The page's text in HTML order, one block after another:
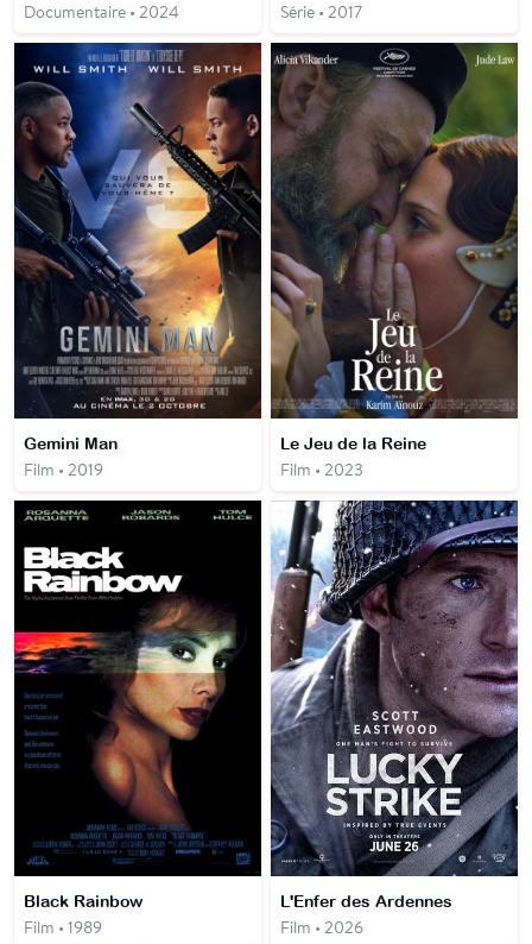
Documentaire • 2024 Série • 2017
Gemini Man
Film • 2019
Le Jeu de la Reine
Film • 2023
Black Rainbow
Film • 1989
L'Enfer des Ardennes
Film • 2026